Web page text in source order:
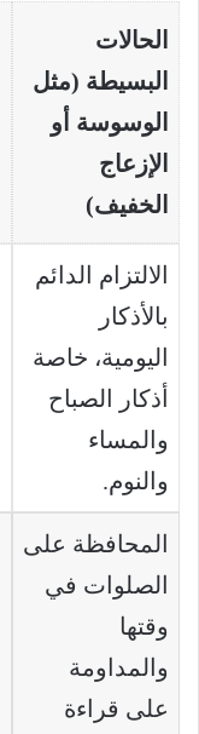
الحالات
البسيطة (مثل
الوسوسة أو
الإزعاج
الخفيف)
الالتزام الدائم
بالأذكار
اليومية، خاصة
أذكار الصباح
والمساء
والنوم.
المحافظة على
الصلوات في
وقتها
والمداومة
على قراءة